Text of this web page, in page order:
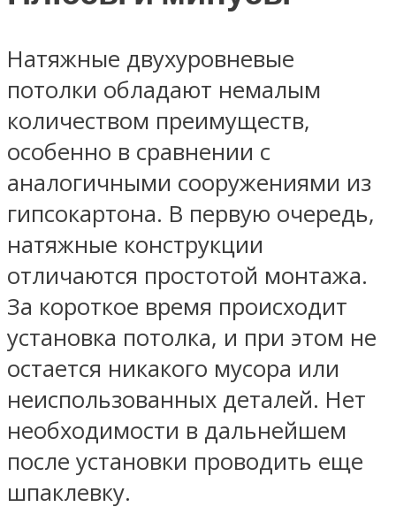
Натяжные двухуровневые
потолки обладают немалым
количеством преимуществ,
особенно в сравнении с
аналогичными сооружениями из
гипсокартона. В первую очередь,
натяжные конструкции
отличаются простотой монтажа.
За короткое время происходит
установка потолка, и при этом не
остается никакого мусора или
неиспользованных деталей. Нет
необходимости в дальнейшем
после установки проводить еще
шпаклевку.